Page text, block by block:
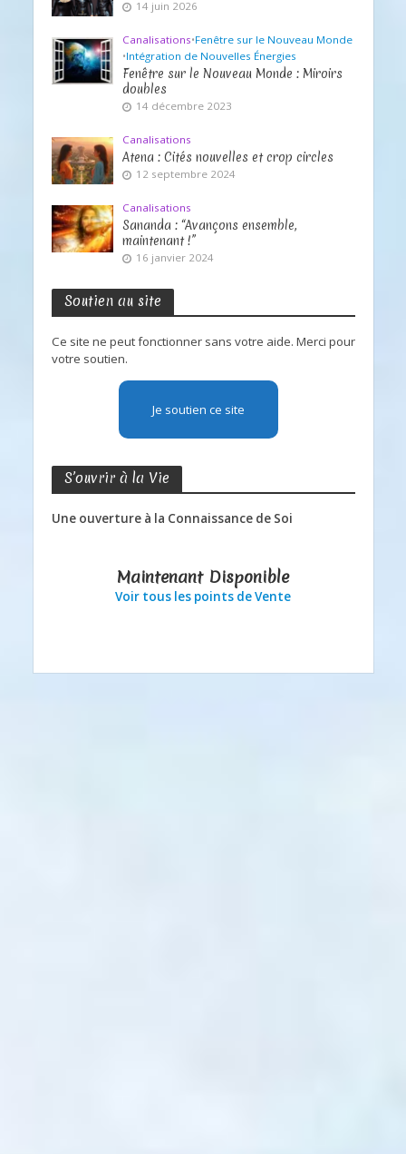
14 juin 2026
Canalisations•Fenêtre sur le Nouveau Monde
•Intégration de Nouvelles Énergies
Fenêtre sur le Nouveau Monde : Miroirs
doubles
14 décembre 2023
Canalisations
Atena : Cités nouvelles et crop circles
12 septembre 2024
Canalisations
Sananda : “Avançons ensemble,
maintenant !”
16 janvier 2024
Soutien au site
Ce site ne peut fonctionner sans votre aide. Merci pour
votre soutien.
Je soutien ce site
S’ouvrir à la Vie
Une ouverture à la Connaissance de Soi
Maintenant Disponible
Voir tous les points de Vente